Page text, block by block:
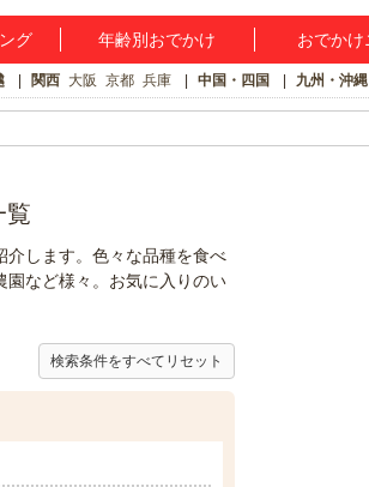
グ 年齢別おでかけ おでかけ
関西 大阪 京都 兵庫 中国・四国 九州・沖縄
覧
します。色々な品種を食べ
園など様々。お気に入りのい
検索条件をすべてリセット